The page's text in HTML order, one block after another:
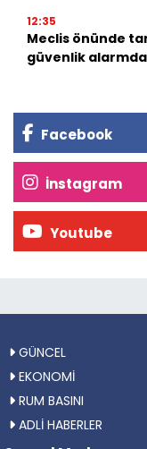
12:35
Meclis önünde
güvenlik alarmda
Facebook
İnstagram
Youtube
GÜNCEL
EKONOMİ
RUM BASINI
ADLİ HABERLER